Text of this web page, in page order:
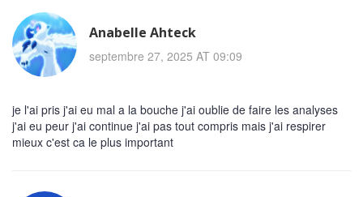
Anabelle Ahteck
septembre 27, 2025 AT 09:09
je l'ai pris j'ai eu mal a la bouche j'ai oublie de faire les analyses
j'ai eu peur j'ai continue j'ai pas tout compris mais j'ai respirer
mieux c'est ca le plus important